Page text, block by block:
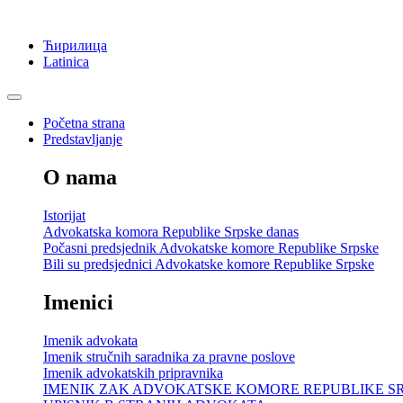
Ћирилица
Latinica
Početna strana
Predstavljanje
O nama
Istorijat
Advokatska komora Republike Srpske danas
Počasni predsjednik Advokatske komore Republike Srpske
Bili su predsjednici Advokatske komore Republike Srpske
Imenici
Imenik advokata
Imenik stručnih saradnika za pravne poslove
Imenik advokatskih pripravnika
IMENIK ZAK ADVOKATSKE KOMORE REPUBLIKE